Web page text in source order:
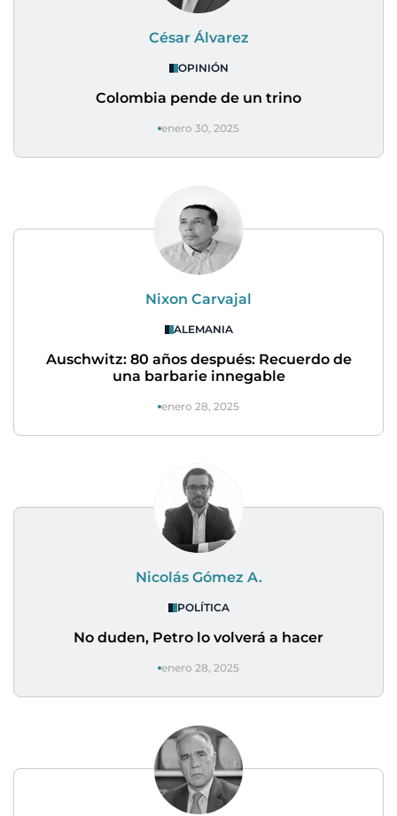
César Álvarez
OPINIÓN
Colombia pende de un trino
enero 30, 2025
Nixon Carvajal
ALEMANIA
Auschwitz: 80 años después: Recuerdo de
una barbarie innegable
enero 28, 2025
Nicolás Gómez A.
POLÍTICA
No duden, Petro lo volverá a hacer
enero 28, 2025